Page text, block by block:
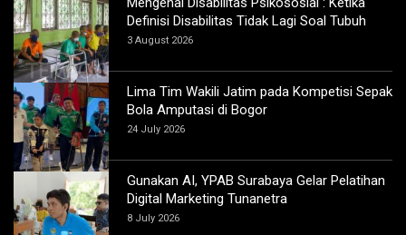
Definisi Disabilitas Tidak Lagi Soal Tubuh
3 August 2026
Lima Tim Wakili Jatim pada Kompetisi Sepak
Bola Amputasi di Bogor
24 July 2026
Gunakan AI, YPAB Surabaya Gelar Pelatihan
Digital Marketing Tunanetra
8 July 2026